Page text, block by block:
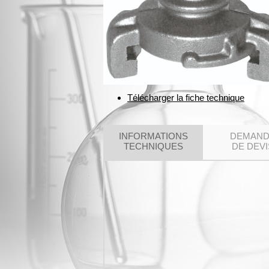
Télécharger la fiche technique
INFORMATIONS
TECHNIQUES
DE